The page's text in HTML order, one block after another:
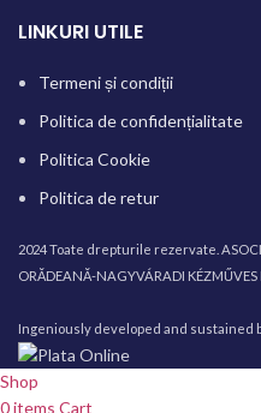
LINKURI UTILE
Termeni și condiții
Politica de confidențialitate
Politica Cookie
Politica de retur
2024 Toate drepturile rezervate.
ORĂDEANĂ-NAGYVÁRADI KÉZMŰVES
Ingeniously developed and sustained
Shop
0items Cart